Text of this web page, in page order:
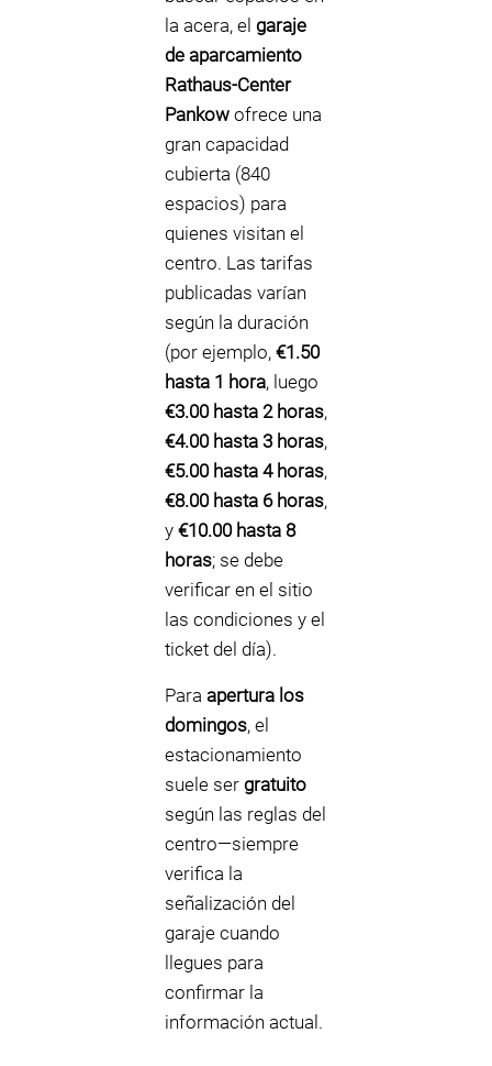
la acera, el garaje
de aparcamiento
Rathaus-Center
Pankow ofrece una
gran capacidad
cubierta (840
espacios) para
quienes visitan el
centro. Las tarifas
publicadas varían
según la duración
(por ejemplo, €1.50
hasta 1 hora, luego
€3.00 hasta 2 horas,
€4.00 hasta 3 horas,
€5.00 hasta 4 horas,
€8.00 hasta 6 horas,
y €10.00 hasta 8
horas; se debe
verificar en el sitio
las condiciones y el
ticket del día).
Para apertura los
domingos, el
estacionamiento
suele ser gratuito
según las reglas del
centro—siempre
verifica la
señalización del
garaje cuando
llegues para
confirmar la
información actual.